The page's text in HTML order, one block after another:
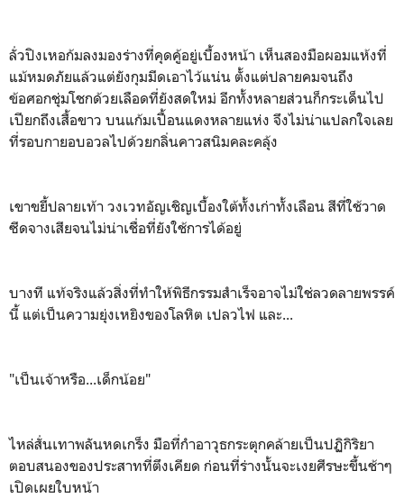
ลั่วปิงเหอก้มลงมองร่างที่คุดคู้อยู่เบื้องหน้า เห็นสองมือผอมแห้งที่
แม้หมดภัยแล้วแต่ยังกุมมีดเอาไว้แน่น ตั้งแต่ปลายคมจนถึง
ข้อศอกชุ่มโชกด้วยเลือดที่ยังสดใหม่ อีกทั้งหลายส่วนก็กระเด็นไป
เปียกถึงเสื้อขาว บนแก้มเปื้อนแดงหลายแห่ง จึงไม่น่าแปลกใจเลย
ที่รอบกายอบอวลไปด้วยกลิ่นคาวสนิมคละคลุ้ง
เขาขยี้ปลายเท้า วงเวทอัญเชิญเบื้องใต้ทั้งเก่าทั้งเลือน สีที่ใช้วาด
ซีดจางเสียจนไม่น่าเชื่อที่ยังใช้การได้อยู่
บางที แท้จริงแล้วสิ่งที่ทำให้พิธีกรรมสำเร็จอาจไม่ใช่ลวดลายพรรค์
นี้ แต่เป็นความยุ่งเหยิงของโลหิต เปลวไฟ และ...
"เป็นเจ้าหรือ...เด็กน้อย"
ไหล่สั่นเทาพลันหดเกร็ง มือที่กำอาวุธกระตุกคล้ายเป็นปฏิกิริยา
ตอบสนองของประสาทที่ตึงเคียด ก่อนที่ร่างนั้นจะเงยศีรษะขึ้นช้าๆ
เปิดเผยใบหน้า